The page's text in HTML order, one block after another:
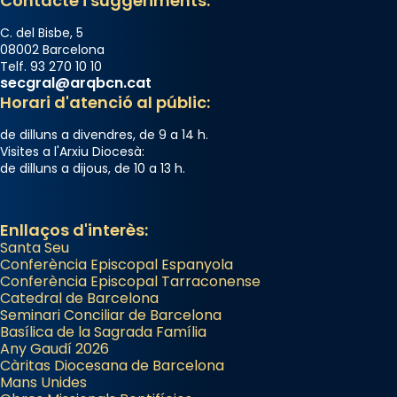
View on Facebook
Arquebisbat de Barcelona
2 weeks ago
Jaume, fill de Zebedeu, és juntament amb el
seu germà Joan i Pere un dels que
acompanyava més de prop Jesús.
apòstol màrtir, decapitat a Jerusalem per
Herodes Agripa (vers l'any 44).
Patró de Galícia, després de les invasions
musulmanes fou venerat com a patró dels
Regnes castellans i més tard de tota
Espanya.
El seu sepulcre a Compostela fou un gran
C. del Bisbe, 5
08002 Barcelona
Telf. 93 270 10 10
secgral@arqbcn.cat
Horari d'atenció al públic:
de dilluns a divendres, de 9 a 14 h.
Visites a l'Arxiu Diocesà:
de dilluns a dijous, de 10 a 13 h.
Enllaços d'interès:
Santa Seu
Conferència Episcopal Espanyola
Conferència Episcopal Tarraconense
Catedral de Barcelona
Seminari Conciliar de Barcelona
Basílica de la Sagrada Família
Any Gaudí 2026
Càritas Diocesana de Barcelona
Mans Unides